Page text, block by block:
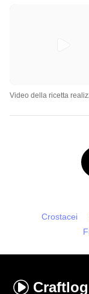
Video della ricetta
Crostacei
Craftlog